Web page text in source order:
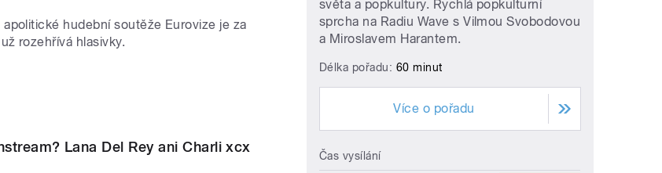
apolitické hudební soutěže Eurovize je za
rozehřívá hlasivky.
Lana Del Rey ani Charli xcx
světa a popkultury. Rychlá popkulturní
sprcha na Radiu Wave s Vilmou Svobodovou
a Miroslavem Harantem.
Délka pořadu: 60 minut
Více o pořadu
Čas vysílání